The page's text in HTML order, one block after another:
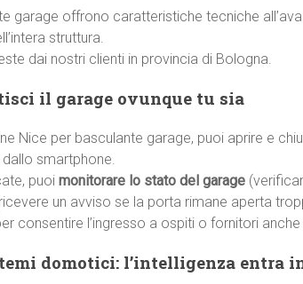
garage offrono caratteristiche tecniche
struttura.
dai nostri clienti in provincia di Bologna.
il garage ovunque tu sia
Nice per basculante garage, puoi aprire e
smartphone.
puoi monitorare lo stato del garage
un avviso se la porta rimane aperta
consentire l’ingresso a ospiti o fornitori
domotici: l’intelligenza entra